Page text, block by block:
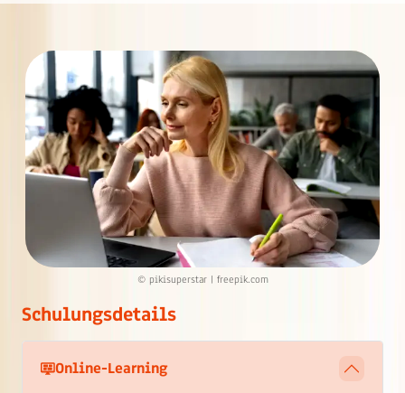
© pikisuperstar | freepik.com
Schulungsdetails
Online-Learning